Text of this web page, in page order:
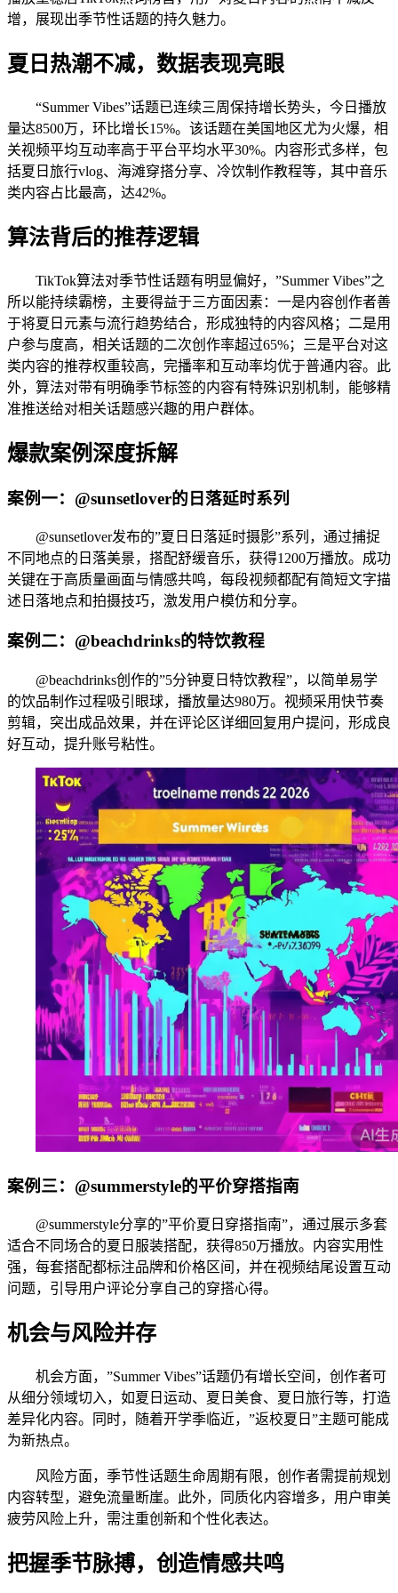
增，展现出季节性话题的持久魅力。
夏日热潮不减，数据表现亮眼
“Summer Vibes”话题已连续三周保持增长势头，今日播放
量达8500万，环比增长15%。该话题在美国地区尤为火爆，相
关视频平均互动率高于平台平均水平30%。内容形式多样，包
括夏日旅行vlog、海滩穿搭分享、冷饮制作教程等，其中音乐
类内容占比最高，达42%。
算法背后的推荐逻辑
TikTok算法对季节性话题有明显偏好，”Summer Vibes”之
所以能持续霸榜，主要得益于三方面因素：一是内容创作者善
于将夏日元素与流行趋势结合，形成独特的内容风格；二是用
户参与度高，相关话题的二次创作率超过65%；三是平台对这
类内容的推荐权重较高，完播率和互动率均优于普通内容。此
外，算法对带有明确季节标签的内容有特殊识别机制，能够精
准推送给对相关话题感兴趣的用户群体。
爆款案例深度拆解
案例一：@sunsetlover的日落延时系列
@sunsetlover发布的”夏日日落延时摄影”系列，通过捕捉
不同地点的日落美景，搭配舒缓音乐，获得1200万播放。成功
关键在于高质量画面与情感共鸣，每段视频都配有简短文字描
述日落地点和拍摄技巧，激发用户模仿和分享。
案例二：@beachdrinks的特饮教程
@beachdrinks创作的”5分钟夏日特饮教程”，以简单易学
的饮品制作过程吸引眼球，播放量达980万。视频采用快节奏
剪辑，突出成品效果，并在评论区详细回复用户提问，形成良
好互动，提升账号粘性。
案例三：@summerstyle的平价穿搭指南
@summerstyle分享的”平价夏日穿搭指南”，通过展示多套
适合不同场合的夏日服装搭配，获得850万播放。内容实用性
强，每套搭配都标注品牌和价格区间，并在视频结尾设置互动
问题，引导用户评论分享自己的穿搭心得。
机会与风险并存
机会方面，”Summer Vibes”话题仍有增长空间，创作者可
从细分领域切入，如夏日运动、夏日美食、夏日旅行等，打造
差异化内容。同时，随着开学季临近，”返校夏日”主题可能成
为新热点。
风险方面，季节性话题生命周期有限，创作者需提前规划
内容转型，避免流量断崖。此外，同质化内容增多，用户审美
疲劳风险上升，需注重创新和个性化表达。
把握季节脉搏，创造情感共鸣